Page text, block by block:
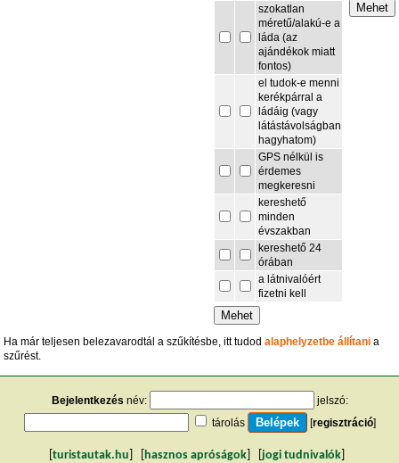
szokatlan
méretű/alakú-e a
láda (az
ajándékok miatt
fontos)
el tudok-e menni
kerékpárral a
ládáig (vagy
látástávolságban
hagyhatom)
GPS nélkül is
érdemes
megkeresni
kereshető
minden
évszakban
kereshető 24
órában
a látnivalóért
fizetni kell
Ha már teljesen belezavarodtál a szűkítésbe, itt tudodalaphelyzetbe állítani a
szűrést.
Bejelentkezés név:
jelszó:
tárolás
[regisztráció]
turistautak.hu hasznos apróságok jogi tudnivalók